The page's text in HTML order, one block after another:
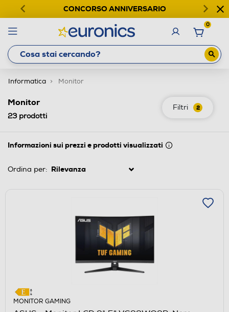
CONCORSO ANNIVERSARIO
0
Informatica Monitor
Filtri 2
Monitor
23prodotti
Informazioni sui prezzi e prodotti visualizzati
Ordina per:
MONITOR GAMING